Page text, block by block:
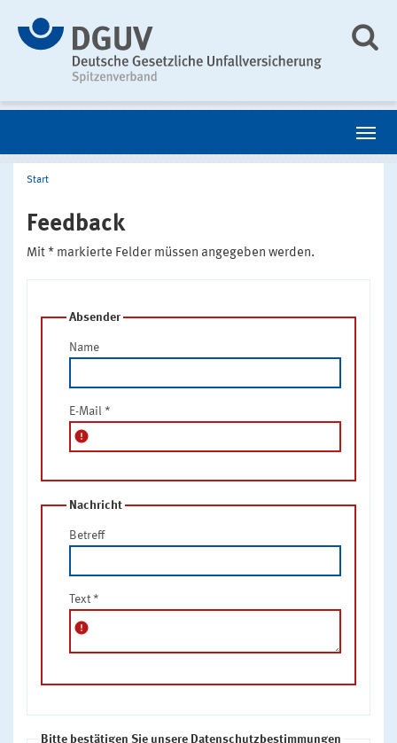
Start
Feedback
Mit * markierte Felder müssen angegeben werden.
Absender
Name
E-Mail *
error
Nachricht
Betreff
Text *
error
Bitte bestätigen Sie unsere Datenschutzbestimmungen